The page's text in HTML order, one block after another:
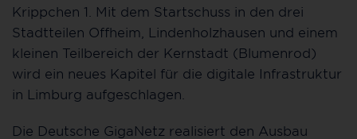
Krippchen 1. Mit dem Startschuss in den drei
Stadtteilen Offheim, Lindenholzhausen und einem
kleinen Teilbereich der Kernstadt (Blumenrod)
wird ein neues Kapitel für die digitale Infrastruktur
in Limburg aufgeschlagen.
Die Deutsche GigaNetz realisiert den Ausbau